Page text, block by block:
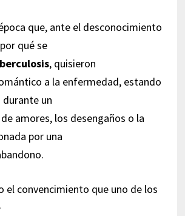
que, ante el desconocimiento
qué se
, quisieron
a la enfermedad, estando
durante un
amores, los desengaños o la
por una
el convencimiento que uno de los